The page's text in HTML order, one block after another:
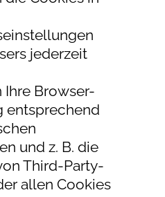
jederzeit
Ihre Browser-
entsprechend
und z. B. die
Third-Party-
allen Cookies